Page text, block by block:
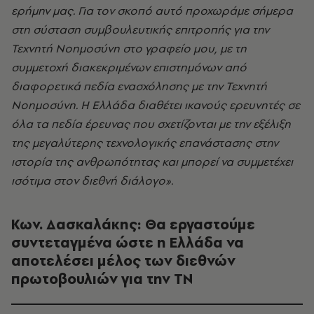
ερήμην μας. Για τον σκοπό αυτό προχωράμε σήμερα
στη σύσταση συμβουλευτικής επιτροπής για την
Τεχνητή Νοημοσύνη στο γραφείο μου, με τη
συμμετοχή διακεκριμένων επιστημόνων από
διαφορετικά πεδία ενασχόλησης με την Τεχνητή
Νοημοσύνη. Η Ελλάδα διαθέτει ικανούς ερευνητές σε
όλα τα πεδία έρευνας που σχετίζονται με την εξέλιξη
της μεγαλύτερης τεχνολογικής επανάστασης στην
ιστορία της ανθρωπότητας και μπορεί να συμμετέχει
ισότιμα στον διεθνή διάλογο».
Κων. Δασκαλάκης: Θα εργαστούμε
συντεταγμένα ώστε η Ελλάδα να
αποτελέσει μέλος των διεθνών
πρωτοβουλιών για την ΤΝ